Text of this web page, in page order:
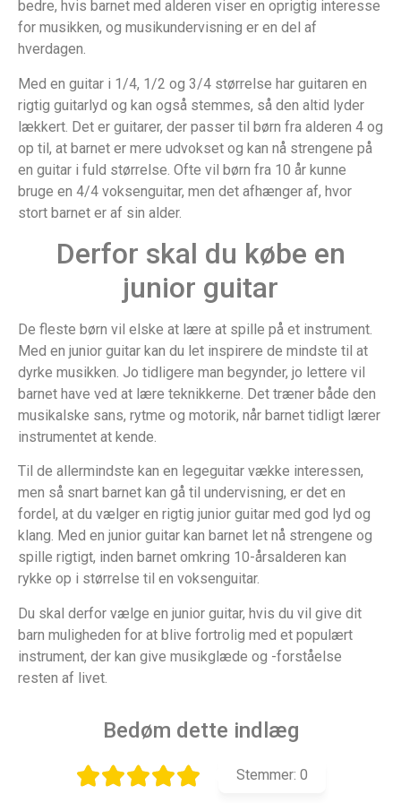
bedre, hvis barnet med alderen viser en oprigtig interesse
for musikken, og musikundervisning er en del af
hverdagen.
Med en guitar i 1/4, 1/2 og 3/4 størrelse har guitaren en
rigtig guitarlyd og kan også stemmes, så den altid lyder
lækkert. Det er guitarer, der passer til børn fra alderen 4 og
op til, at barnet er mere udvokset og kan nå strengene på
en guitar i fuld størrelse. Ofte vil børn fra 10 år kunne
bruge en 4/4 voksenguitar, men det afhænger af, hvor
stort barnet er af sin alder.
Derfor skal du købe en
junior guitar
De fleste børn vil elske at lære at spille på et instrument.
Med en junior guitar kan du let inspirere de mindste til at
dyrke musikken. Jo tidligere man begynder, jo lettere vil
barnet have ved at lære teknikkerne. Det træner både den
musikalske sans, rytme og motorik, når barnet tidligt lærer
instrumentet at kende.
Til de allermindste kan en legeguitar vække interessen,
men så snart barnet kan gå til undervisning, er det en
fordel, at du vælger en rigtig junior guitar med god lyd og
klang. Med en junior guitar kan barnet let nå strengene og
spille rigtigt, inden barnet omkring 10-årsalderen kan
rykke op i størrelse til en voksenguitar.
Du skal derfor vælge en junior guitar, hvis du vil give dit
barn muligheden for at blive fortrolig med et populært
instrument, der kan give musikglæde og -forståelse
resten af livet.
Bedøm dette indlæg
Stemmer: 0